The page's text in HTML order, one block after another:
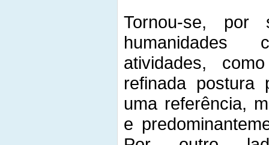
Tornou-se, por
atividades,
refinada postura
uma referência,
e